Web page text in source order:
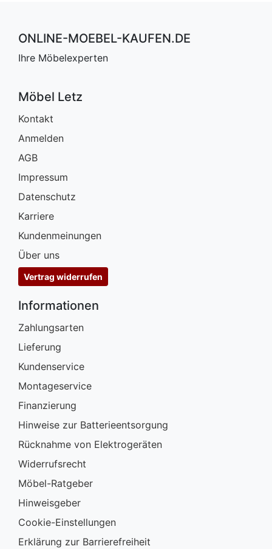
ONLINE-MOEBEL-KAUFEN.DE
Ihre Möbelexperten
Möbel Letz
Kontakt
Anmelden
AGB
Impressum
Datenschutz
Karriere
Kundenmeinungen
Über uns
Vertrag widerrufen
Informationen
Zahlungsarten
Lieferung
Kundenservice
Montageservice
Finanzierung
Hinweise zur Batterieentsorgung
Rücknahme von Elektrogeräten
Widerrufsrecht
Möbel-Ratgeber
Hinweisgeber
Cookie-Einstellungen
Erklärung zur Barrierefreiheit